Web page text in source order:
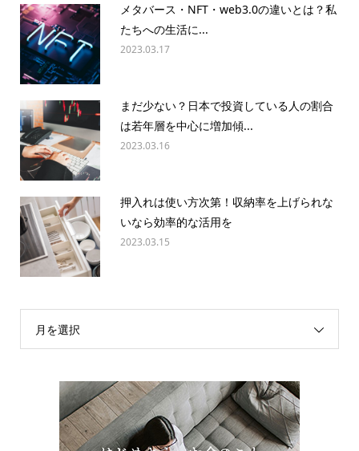
メタバース・NFT・web3.0の違いとは？私
たちへの生活に...
2023.03.17
まだ少ない？日本で投資している人の割合
は若年層を中心に増加傾...
2023.03.16
押入れは使い方次第！収納率を上げられな
いなら効率的な活用を
2023.03.15
月を選択